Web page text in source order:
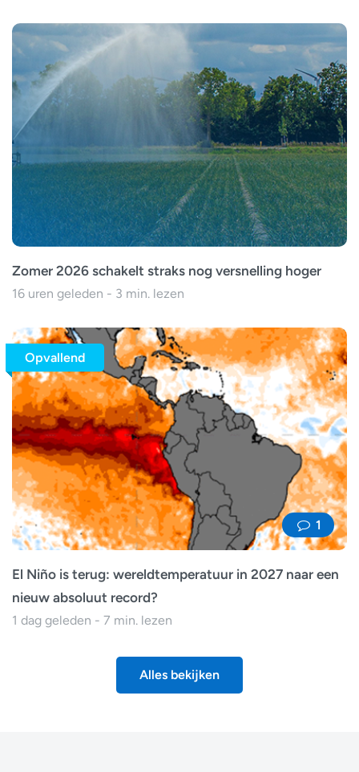
Zomer 2026 schakelt straks nog versnelling hoger
16 uren geleden - 3 min. lezen
1
Opvallend
El Niño is terug: wereldtemperatuur in 2027 naar een
nieuw absoluut record?
1 dag geleden - 7 min. lezen
Alles bekijken